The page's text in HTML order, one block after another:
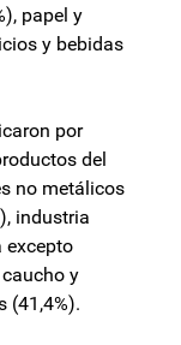
papel y
y bebidas
por
del
no metálicos
industria
excepto
y
(41,4%).